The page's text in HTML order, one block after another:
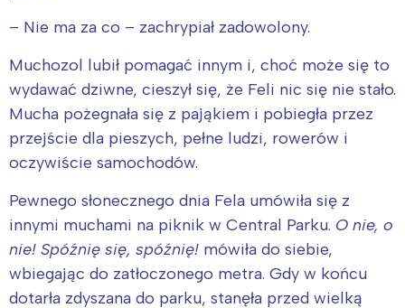
– Nie ma za co – zachrypiał zadowolony.
Muchozol lubił pomagać innym i, choć może się to
wydawać dziwne, cieszył się, że Feli nic się nie stało.
Mucha pożegnała się z pająkiem i pobiegła przez
przejście dla pieszych, pełne ludzi, rowerów i
oczywiście samochodów.
Pewnego słonecznego dnia Fela umówiła się z
innymi muchami na piknik w Central Parku. O nie, o
nie! Spóźnię się, spóźnię! mówiła do siebie,
wbiegając do zatłoczonego metra. Gdy w końcu
dotarła zdyszana do parku, stanęła przed wielką